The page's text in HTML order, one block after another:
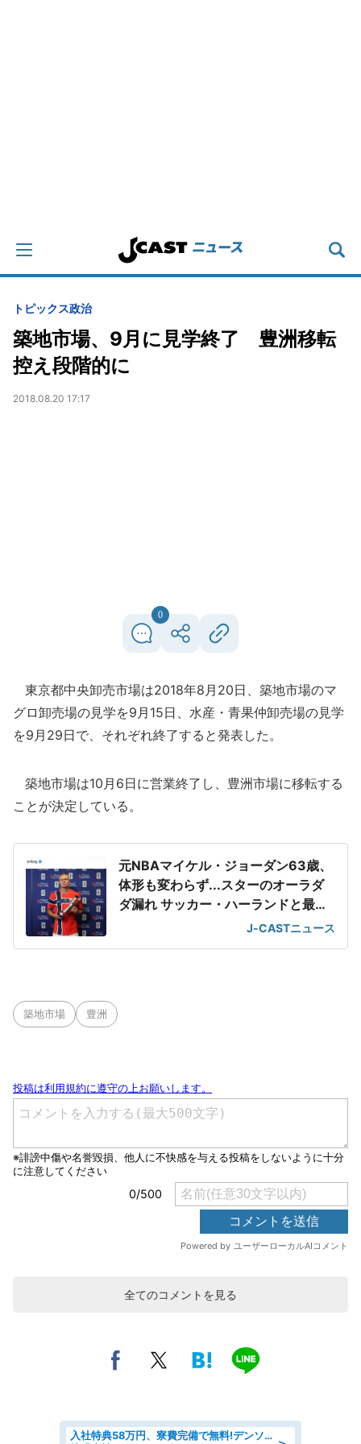
トピックス政治
築地市場、9月に見学終了 豊洲移転
控え段階的に
2018.08.20 17:17
0
東京都中央卸売市場は2018年8月20日、築地市場のマ
グロ卸売場の見学を9月15日、水産・青果仲卸売場の見学
を9月29日で、それぞれ終了すると発表した。
築地市場は10月6日に営業終了し、豊洲市場に移転する
ことが決定している。
元NBAマイケル・ジョーダン63歳、
体形も変わらず...スターのオーラダ
ダ漏れ サッカー・ハーランドと最強
J-CASTニュース
築地市場 豊洲
全てのコメントを見る
入社特典58万円、寮費完備で無料!デンソーで働こう!自動車工場で小型部品の検査業務 denso aichi